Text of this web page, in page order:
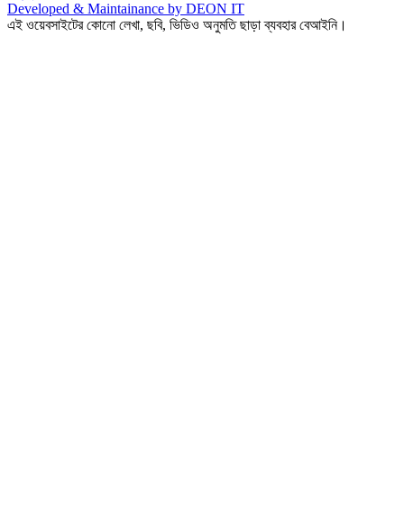
Developed & Maintainance by DEON IT
এই ওয়েবসাইটের কোনো লেখা, ছবি, ভিডিও অনুমতি ছাড়া ব্যবহার বেআইনি।